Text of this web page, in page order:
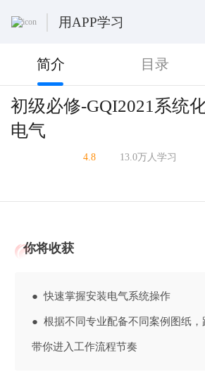
用APP学习
简介 目录
初级必修-GQI2021系统
电气
4.8 13.0万人学习
你将收获
● 快速掌握安装电气系统操作
● 根据不同专业配备不同案例图纸，
带你进入工作流程节奏